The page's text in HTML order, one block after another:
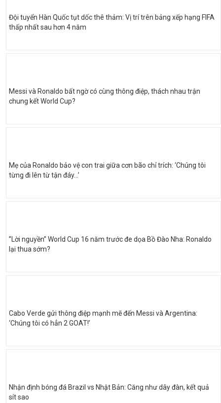
Đội tuyển Hàn Quốc tụt dốc thê thảm: Vị trí trên bảng xếp hạng FIFA
thấp nhất sau hơn 4 năm
Messi và Ronaldo bất ngờ có cùng thông điệp, thách nhau trận
chung kết World Cup?
Mẹ của Ronaldo bảo vệ con trai giữa cơn bão chỉ trích: ‘Chúng tôi
từng đi lên từ tận đáy…’
”Lời nguyền” World Cup 16 năm trước đe dọa Bồ Đào Nha: Ronaldo
lại thua sớm?
Cabo Verde gửi thông điệp mạnh mẽ đến Messi và Argentina:
‘Chúng tôi có hẳn 2 GOAT!’
Nhận định bóng đá Brazil vs Nhật Bản: Căng như dây đàn, kết quả
sít sao